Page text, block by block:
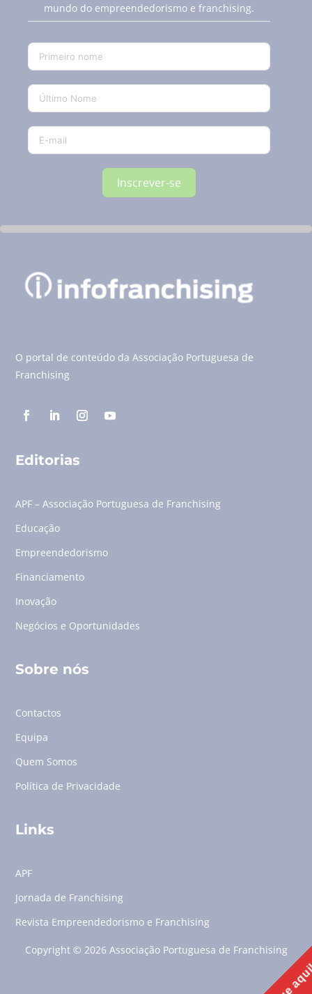
mundo do empreendedorismo e franchising.
Inscrever-se
O portal de conteúdo da Associação Portuguesa de
Franchising
Editorias
APF – Associação Portuguesa de Franchising
Educação
Empreendedorismo
Financiamento
Inovação
Negócios e Oportunidades
Sobre nós
Contactos
Equipa
Quem Somos
Política de Privacidade
Links
APF
Jornada de Franchising
Revista Empreendedorismo e Franchising
Copyright © 2026 Associação Portuguesa de Franchising